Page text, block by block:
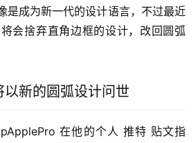
是成为新一代的设计语言，不过最近
会捨弃直角边框的设计，改回圆弧
新的圆弧设计问世
在他的个人 推特 贴文指